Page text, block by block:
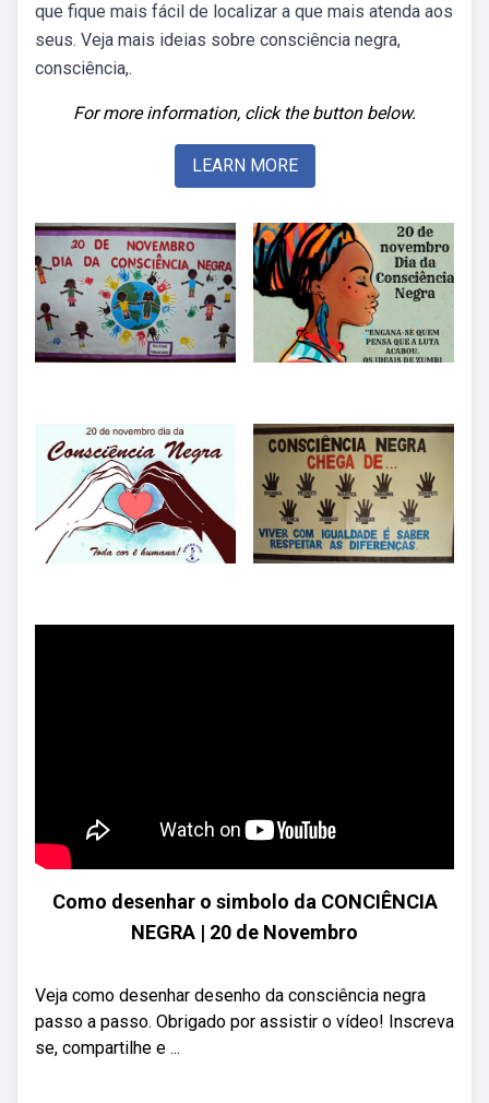
que fique mais fácil de localizar a que mais atenda aos
seus. Veja mais ideias sobre consciência negra,
consciência,.
For more information, click the button below.
LEARN MORE
Como desenhar o simbolo da CONCIÊNCIA
NEGRA | 20 de Novembro
Veja como desenhar desenho da consciência negra
passo a passo. Obrigado por assistir o vídeo! Inscreva
se, compartilhe e ...